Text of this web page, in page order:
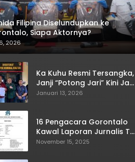
Filipina Diselundupkan ke
Siapa Aktornya?
2026
Ka Kuhu Resmi Tersangka,
Janji “Potong Jari” Kini Jadi
Bumerang
Januari 13, 2026
16 Pengacara Gorontalo
Kawal Laporan Jurnalis TV
One
November 15, 2025